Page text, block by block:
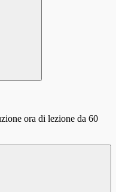
ora di lezione da 60